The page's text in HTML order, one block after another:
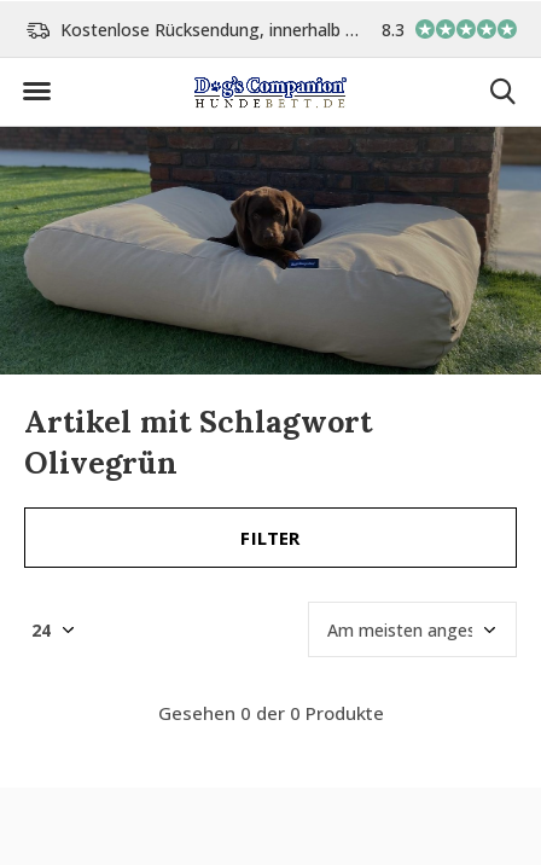
Kostenlose Rücksendung, innerhalb 14 Tage Vor 15:00 Uhr bestellt,
8.3
Artikel mit Schlagwort
Olivegrün
FILTER
Gesehen 0 der 0 Produkte